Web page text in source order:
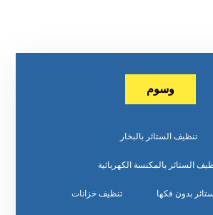
وسوم
تنظيف الستائر بالبخار
الستائر بالمكنسة الكهربائية
بدون فكها تنظيف خزانات